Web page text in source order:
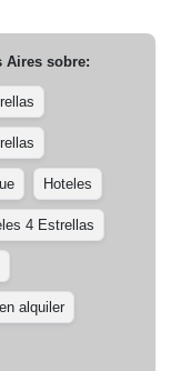
Aires sobre:
Hoteles
4 Estrellas
alquiler